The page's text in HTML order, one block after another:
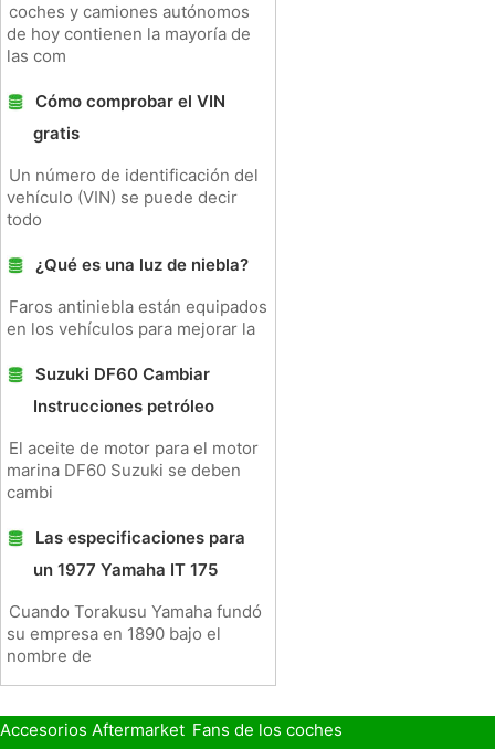
coches y camiones autónomos
de hoy contienen la mayoría de
las com
Cómo comprobar el VIN
gratis
Un número de identificación del
vehículo (VIN) se puede decir
todo
¿Qué es una luz de niebla?
Faros antiniebla están equipados
en los vehículos para mejorar la
Suzuki DF60 Cambiar
Instrucciones petróleo
El aceite de motor para el motor
marina DF60 Suzuki se deben
cambi
Las especificaciones para
un 1977 Yamaha IT 175
Cuando Torakusu Yamaha fundó
su empresa en 1890 bajo el
nombre de
Accesorios Aftermarket Fans de los coches